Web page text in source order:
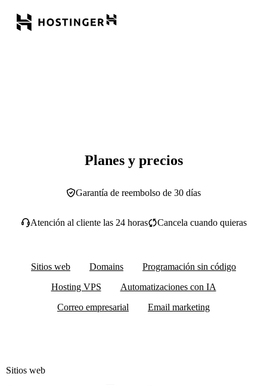
Planes y precios
Garantía de reembolso de 30 días
Atención al cliente las 24 horas Cancela cuando quieras
Sitios web Domains
Programación sin código
Hosting VPS
Automatizaciones con IA
Correo empresarial
Email marketing
Sitios web